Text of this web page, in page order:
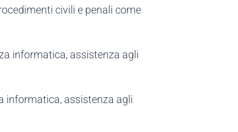
civili e penali come
informatica, assistenza agli
informatica, assistenza agli